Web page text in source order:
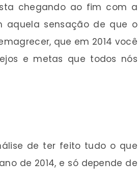
chegando ao fim com a
aquela sensação de que o
que em 2014 você
e metas que todos nós
de ter feito tudo o que
de 2014, e só depende de